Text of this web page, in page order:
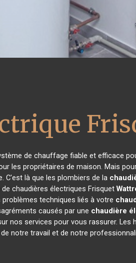
de chauffage fiable et efficace
les propriétaires de maison. Mais
C'est là que les plombiers de la
chaudières électriques Frisquet
techniques liés à votre
causés par une chaudière
nos services pour vous rassurer. Les
notre travail et de notre